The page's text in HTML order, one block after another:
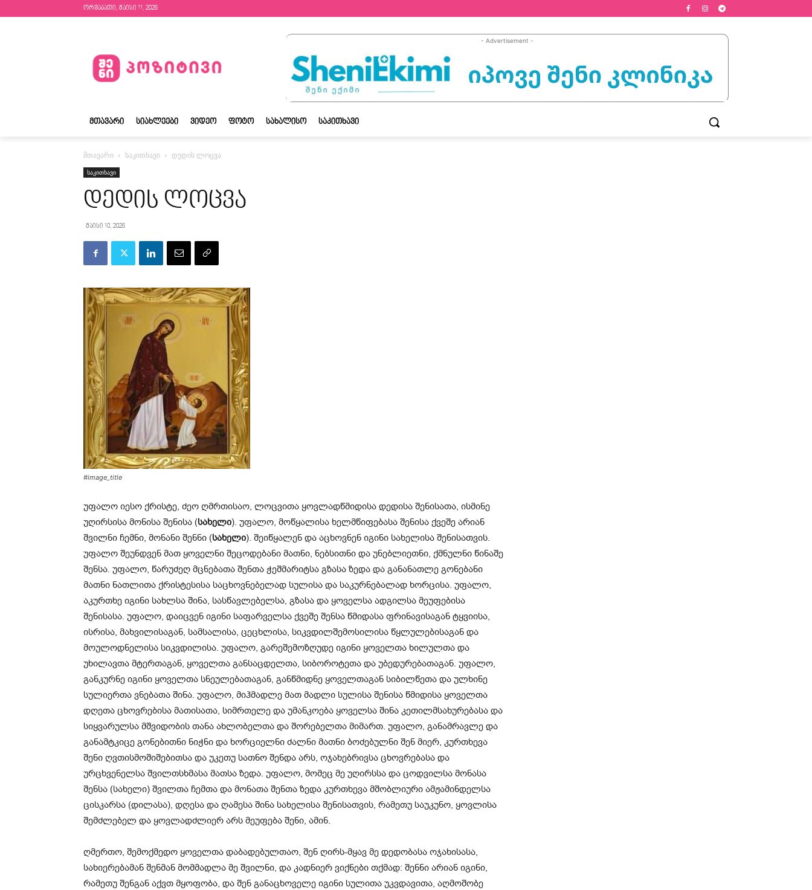
ორშაბათი, მაისი 11, 2026
- Advertisement -
ᲛᲗᲐᲕᲐᲠᲘ ᲡᲘᲐᲮᲚᲔᲔᲑᲘ ᲕᲘᲓᲔᲝ ᲤᲝᲢᲝ ᲡᲐᲮᲐᲚᲘᲡᲝ ᲡᲐᲙᲘᲗᲮᲐᲕᲘ
მთავარი საკითხავი დედის ლოცვა
საკითხავი
დედის ლოცვა
მაისი 10, 2026
#image_title
უფალო იესო ქრისტე, ძეო ღმრთისაო, ლოცვითა ყოვლადწმიდისა დედისა შენისათა, ისმინე
უღირსისა მონისა შენისა (სახელი). უფალო, მოწყალისა ხელმწიფებასა შენისა ქვეშე არიან
შვილნი ჩემნი, მონანი შენნი (სახელი). შეიწყალენ და აცხოვნენ იგინი სახელისა შენისათვის.
უფალო შეუნდვენ მათ ყოველნი შეცოდებანი მათნი, ნებსითნი და უნებლიეთნი, ქმნულნი წინაშე
შენსა. უფალო, წარუძეღ მცნებათა შენთა ჭეშმარიტსა გზასა ზედა და განანათლე გონებანი
მათნი ნათლითა ქრისტესისა საცხოვნებელად სულისა და საკურნებალად ხორცისა. უფალო,
აკურთხე იგინი სახლსა შინა, სასწავლებელსა, გზასა და ყოველსა ადგილსა მეუფებისა
შენისასა. უფალო, დაიცვენ იგინი საფარველსა ქვეშე შენსა წმიდასა ფრინავისაგან ტყვიისა,
ისრისა, მახვილისაგან, სამსალისა, ცეცხლისა, სიკვდილშემოსილისა წყლულებისაგან და
მოულოდნელისა სიკვდილისა. უფალო, გარეშემოზღუდე იგინი ყოველთა ხილულთა და
უხილავთა მტერთაგან, ყოველთა განსაცდელთა, სიბოროტეთა და უბედურებათაგან. უფალო,
განკურნე იგინი ყოველთა სნეულებათაგან, განწმიდნე ყოველთაგან სიბილწეთა და ულხინე
სულიერთა ვნებათა შინა. უფალო, მიჰმადლე მათ მადლი სულისა შენისა წმიდისა ყოველთა
დღეთა ცხოვრებისა მათისათა, სიმრთელე და უმანკოება ყოველსა შინა კეთილმსახურებასა და
სიყვარულსა მშვიდობის თანა ახლობელთა და შორებელთა მიმართ. უფალო, განამრავლე და
განამტკიცე გონებითნი ნიჭნი და ხორციელნი ძალნი მათნი ბოძებულნი შენ მიერ, კურთხევა
შენი ღვთისმოშიშებითსა და უკეთუ სათნო შენდა არს, ოჯახებრივსა ცხოვრებასა და
ურცხვენელსა შვილთსხმასა მათსა ზედა. უფალო, მომეც მე უღირსსა და ცოდვილსა მონასა
შენსა (სახელი) შვილთა ჩემთა და მონათა შენთა ზედა კურთხევა მშობლიური ამჟამინდელსა
ცისკარსა (დილასა), დღესა და ღამესა შინა სახელისა შენისათვის, რამეთუ საუკუნო, ყოვლისა
შემძლებელ და ყოვლადძლიერ არს მეუფება შენი, ამინ.
ღმერთო, შემოქმედო ყოველთა დაბადებულთაო, შენ ღირს-მყავ მე დედობასა ოჯახისასა,
სახიერებამან შენმან მომმადლა მე შვილნი, და კადნიერ ვიქნები თქმად: შენნი არიან იგინი,
რამეთუ შენგან აქვთ მყოფობა, და შენ განაცხოველე იგინი სულითა უკვდავითა, აღმოშობე